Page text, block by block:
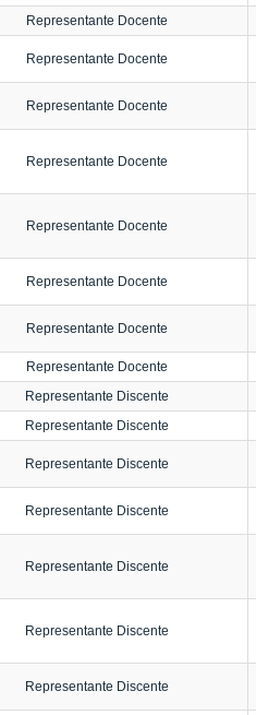
Representante Docente
Representante Docente
Representante Docente
Representante Docente
Representante Docente
Representante Docente
Representante Docente
Representante Docente
Representante Discente
Representante Discente
Representante Discente
Representante Discente
Representante Discente
Representante Discente
Representante Discente